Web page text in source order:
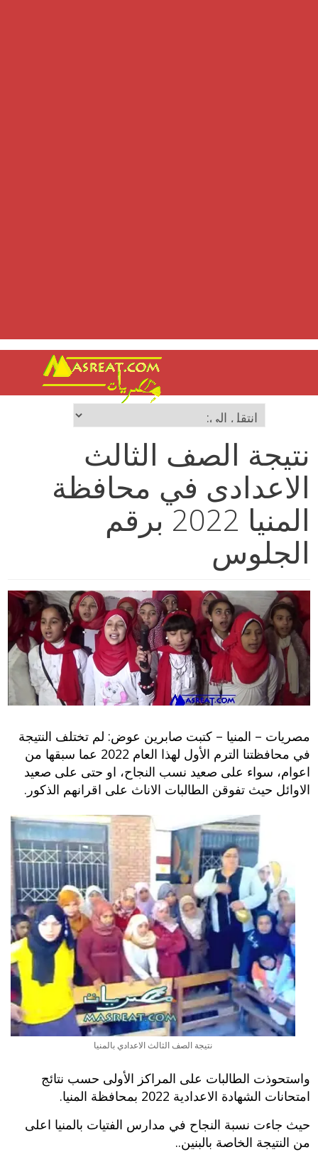
نتيجة الصف الثالث
الاعدادى في محافظة
المنيا 2022 برقم
الجلوس
مصريات – المنيا – كتبت صابرين عوض: لم تختلف النتيجة
في محافظتنا الترم الأول لهذا العام 2022 عما سبقها من
اعوام، سواء على صعيد نسب النجاح، او حتى على صعيد
الاوائل حيث تفوقن الطالبات الاناث على اقرانهم الذكور.
نتيجة الصف الثالث الاعدادي بالمنيا
واستحوذت الطالبات على المراكز الأولى حسب نتائج
امتحانات الشهادة الاعدادية 2022 بمحافظة المنيا.
حيث جاءت نسبة النجاح في مدارس الفتيات بالمنيا اعلى
من النتيجة الخاصة بالبنين..